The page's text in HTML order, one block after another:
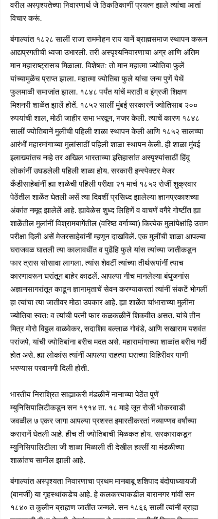
वरील अस्पृश्यतेच्या निवारणार्थ जे ठिकठिकाणीं प्रयत्न झाले त्यांचा आतां
विचार करूं.
बंगाल्यांत १८२८ सालीं राजा राममोहन राय यानें ब्राह्मसमाज स्थापन करून
आद्यप्रगतीची ध्वजा उभारली. तरी अस्पृश्यनिवारणाचा अग्र आणि अंतिम
मान महाराष्ट्रासच मिळाला. विशेषतः तो मान महात्मा ज्योतिबा फुलें
यांच्यामुळेंच प्राप्त झाला. महात्मा ज्योतिबा फुले यांचा जन्म पुणें येथें
फुलमाळी समाजांत झाला. १८४८ पर्यंत यांचें मराठी व इंग्रजी शिक्षण
मिशनरी शाळेंत झालें होतें. १८५२ सालीं मुंबई सरकारनें ज्योतिसाब २००
रुपयांची शाल, मोठी जाहीर सभा भरवून, नजर केली. त्याचें कारण १८४८
सालीं ज्योतिबानें मुलींची पहिली शाळा स्थापन केली आणि १८५२ सालच्या
आरंभीं महारमांगाच्या मुलांसाठीं पहिली शाळा स्थापन केली. ही शाळा मुंबई
इलाख्यांतच नव्हे तर अखिल भारताच्या इतिहासांत अस्पृश्यांसाठीं हिंदु
लोकांनीं उघडलेली पहिली शाळा होय. सरकारी इन्स्पेक्टर मेजर
कँडीसाहेबांनीं ह्या शाळेची पहिली परीक्षा २१ मार्च १८५२ रोजीं शुक्रवार
पेठेंतील शाळेंत घेतली असें त्या दिवशीं प्रसिध्द झालेल्या ज्ञानप्रकाशच्या
अंकांत नमूद झालेलें आहे. ह्यावेळेस शुध्द लिहिणें व वाचणें वगैरे गोष्टींत ह्या
शाळेंतील मुलांनीं विश्रामबागेंतील (वरिष्ठ वर्गाच्या) कित्येक मुलांपेक्षांहि उत्तम
परीक्षा दिली असें मेजरसाहेबांनीं म्हणून दाखविलें. एक मुलींची शाळा आपल्या
घराजवळ घातली त्या कालावधींत व पुढेंहि फुले यांस त्यांच्या जातीकडून
फार त्रास सोसावा लागला. त्यांस शेवटीं त्यांच्या तीर्थरूपांनीं त्याच
कारणावरून घरांतून बाहेर काढलें. आपल्या नीच मानलेल्या बंधुजनांस
अज्ञानसागरांतून काढून ज्ञानामृताचें सेवन करण्याकरतां त्यांनीं संकटें भोगलीं
हा त्यांचा त्या जातीवर मोठा उपकार आहे. ह्या शाळेंत चांभाराच्या मुलींना
ज्योतिबा स्वतः व त्यांची पत्नी फार कळकळीनें शिकवीत असत. यांचे तीन
मित्र मोरो विठ्ठल वाळवेकर, सदाशिव बल्लाळ गोवंडे, आणि सखाराम यशवंत
परांजपे, यांची ज्योतिबांना बरीच मदत असे. महारामांगाच्या शाळांत बरीच गर्दी
होत असे. ह्या लोकांस त्यांनीं आपल्या राहत्या घराच्या विहिरीवर पाणी
भरण्यास परवानगी दिली होती.
भारतीय निराश्रित साह्याकरी मंडळीनें नानाच्या पेठेंत पुणें
म्युनिसिपालिटीकडून सन १९१४ ता. १८ माहे जून रोजीं भोकरवाडी
जवळील ७ एकर जागा आपल्या प्रशस्तइमारतीकरतां नव्याण्णव वर्षांच्या
करारानें घेतली आहे. हीच ती ज्योतिबाची मिळकत होय. सरकाराकडून
म्युनिसिपालिटीला जी शाळा मिळाली ती देखील हल्लीं या मंडळीच्या
शाळांतच सामील झाली आहे.
बंगाल्यांत अस्पृश्यता निवारणाचा प्रथम मानबाबू शशिपाद बंदोपाध्यायजी
(बानर्जी) या गृहस्थांकडेच आहे. हे कलकत्त्याकडील बारानगर गांवीं सन
१८४० त कुलीन ब्राह्मण जातींत जन्मले. सन १८६६ सालीं त्यांनीं ब्राह्म